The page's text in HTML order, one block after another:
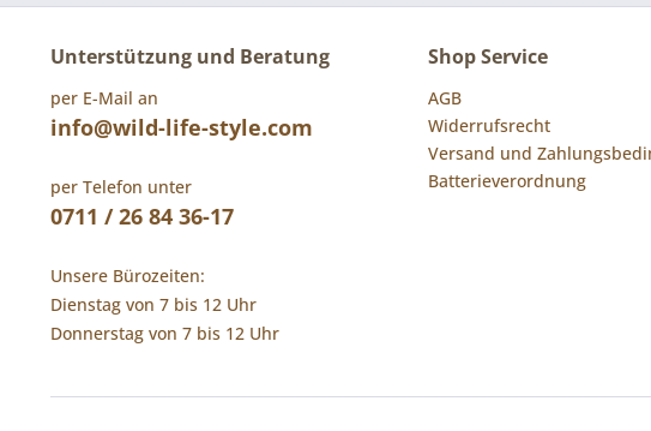
Unterstützung und Beratung
per E-Mail an
info@wild-life-style.com
per Telefon unter
0711 / 26 84 36-17
Unsere Bürozeiten:
Dienstag von 7 bis 12 Uhr
Donnerstag von 7 bis 12 Uhr
Shop Service
AGB
Widerrufsrecht
Versand und
Batterieverordnung